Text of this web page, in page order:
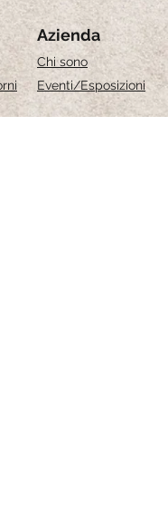
e pietra di luna,
Azienda
Chi sono
Eventi/Esposizioni